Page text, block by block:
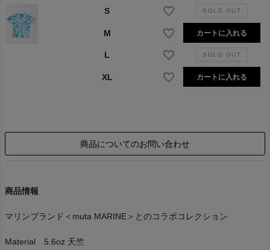
S
M カートに入れる
L
XL カートに入れる
商品についてのお問い合わせ
商品情報
マリンブランド＜muta MARINE＞とのコラボコレクション
Material 5.6oz 天竺